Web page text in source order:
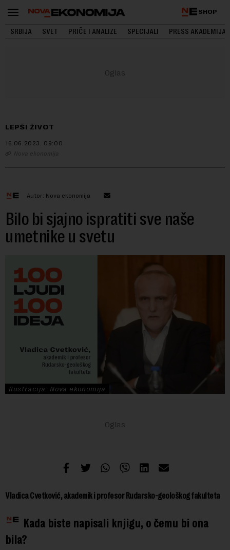
SHOP
SRBIJA SVET PRIČE I ANALIZE SPECIJALI PRESS AKADEMIJA
LEPŠI ŽIVOT
16.06.2023. 09:00
Nova ekonomija
Autor: Nova ekonomija
Bilo bi sjajno ispratiti sve naše
umetnike u svetu
Ilustracija: Nova ekonomija
Vladica Cvetković, akademik i profesor Rudarsko-geološkog fakulteta
Kada biste napisali knjigu, o čemu bi ona
bila?